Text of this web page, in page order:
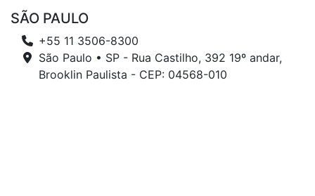
SÃO PAULO
+55 11 3506-8300
São Paulo • SP - Rua Castilho, 392 19º andar,
Brooklin Paulista - CEP: 04568-010